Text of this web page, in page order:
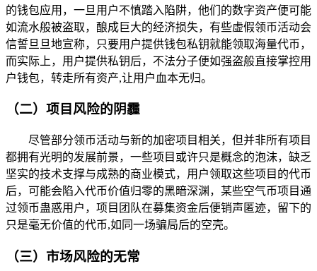
的钱包应用，一旦用户不慎踏入陷阱，他们的数字资产便可能
如流水般被盗取，酿成巨大的经济损失，有些虚假领币活动会
信誓旦旦地宣称，只要用户提供钱包私钥就能领取海量代币，
而实际上，用户提供私钥后，不法分子便如强盗般直接掌控用
户钱包，转走所有资产,让用户血本无归。
（二）项目风险的阴霾
尽管部分领币活动与新的加密项目相关，但并非所有项目
都拥有光明的发展前景，一些项目或许只是概念的泡沫，缺乏
坚实的技术支撑与成熟的商业模式，用户领取这些项目的代币
后，可能会陷入代币价值归零的黑暗深渊，某些空气币项目通
过领币蛊惑用户，项目团队在募集资金后便销声匿迹，留下的
只是毫无价值的代币,如同一场骗局后的空壳。
（三）市场风险的无常